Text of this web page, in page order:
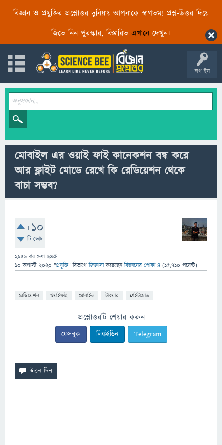
বিজ্ঞান ও প্রযুক্তির প্রশ্নোত্তর দুনিয়ায় আপনাকে স্বাগতম! প্রশ্ন-উত্তর দিয়ে
জিতে নিন পুরস্কার, বিস্তারিত এখানেদেখুন।
লগ ইন
মোবাইল এর ওয়াই ফাই কানেকশন বন্ধ করে
আর ফ্লাইট মোডে রেখে কি রেডিয়েশন থেকে
বাচা সম্ভব?
+10
টি ভোট
1,956 বার দেখা হয়েছে
10 অগাস্ট 2020 "প্রযুক্তি" বিভাগে জিজ্ঞাসাকরেছেনবিজ্ঞানের পোকা ৪ (15,710 পয়েন্ট)
রেডিয়েশন ওয়াইফাই মোবাইল টাওয়ার ফ্লাইটমোড
প্রশ্নোত্তরটি শেয়ার করুন
ফেসবুক লিঙ্কইডিন Telegram